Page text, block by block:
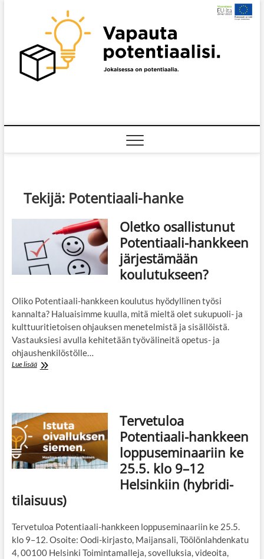
Tekijä: Potentiaali-hanke
Oletko osallistunut
Potentiaali-hankkeen
järjestämään
koulutukseen?
Oliko Potentiaali-hankkeen koulutus hyödyllinen työsi
kannalta? Haluaisimme kuulla, mitä mieltä olet sukupuoli- ja
kulttuuritietoisen ohjauksen menetelmistä ja sisällöistä.
Vastauksiesi avulla kehitetään työvälineitä opetus- ja
ohjaushenkilöstölle…
Lue lisääOletko
koulutukseen?
Tervetuloa
Potentiaali-hankkeen
loppuseminaariin ke
25.5. klo 9–12
Helsinkiin (hybridi-
tilaisuus)
Tervetuloa Potentiaali-hankkeen loppuseminaariin ke 25.5.
klo 9–12. Osoite: Oodi-kirjasto, Maijansali, Töölönlahdenkatu
4, 00100 Helsinki Toimintamalleja, sovelluksia, videoita,